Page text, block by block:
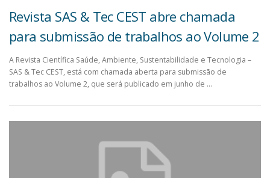
Revista SAS & Tec CEST abre chamada
para submissão de trabalhos ao Volume 2
A Revista Científica Saúde, Ambiente, Sustentabilidade e Tecnologia –
SAS & Tec CEST, está com chamada aberta para submissão de
trabalhos ao Volume 2, que será publicado em junho de …